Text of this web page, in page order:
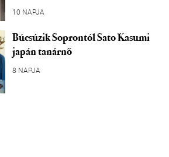
10 NAPJA
Búcsúzik Soprontól Sato Kasumi
japán tanárnő
8 NAPJA